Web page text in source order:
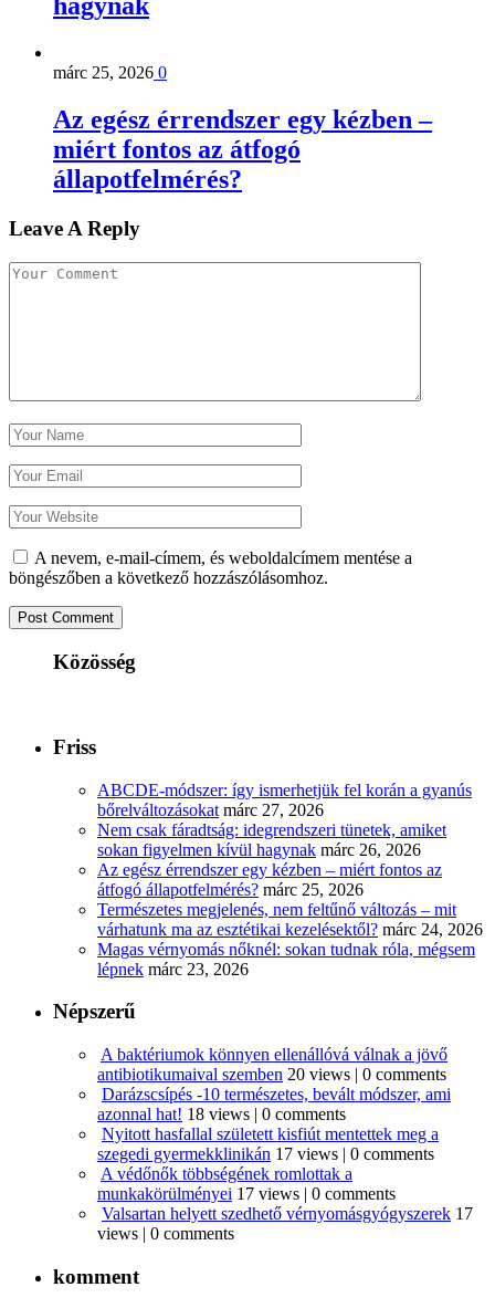
hagynak
márc 25, 2026 0
Az egész érrendszer egy kézben –
miért fontos az átfogó
állapotfelmérés?
Leave A Reply
A nevem, e-mail-címem, és weboldalcímem mentése a
böngészőben a következő hozzászólásomhoz.
Közösség
Friss
ABCDE‑módszer: így ismerhetjük fel korán a gyanús
bőrelváltozásokat márc 27, 2026
Nem csak fáradtság: idegrendszeri tünetek, amiket
sokan figyelmen kívül hagynak márc 26, 2026
Az egész érrendszer egy kézben – miért fontos az
átfogó állapotfelmérés? márc 25, 2026
Természetes megjelenés, nem feltűnő változás – mit
várhatunk ma az esztétikai kezelésektől? márc 24, 2026
Magas vérnyomás nőknél: sokan tudnak róla, mégsem
lépnek márc 23, 2026
Népszerű
A baktériumok könnyen ellenállóvá válnak a jövő
antibiotikumaival szemben 20 views | 0 comments
Darázscsípés -10 természetes, bevált módszer, ami
azonnal hat! 18 views | 0 comments
Nyitott hasfallal született kisfiút mentettek meg a
szegedi gyermekklinikán 17 views | 0 comments
A védőnők többségének romlottak a
munkakörülményei 17 views | 0 comments
Valsartan helyett szedhető vérnyomásgyógyszerek 17
views | 0 comments
komment